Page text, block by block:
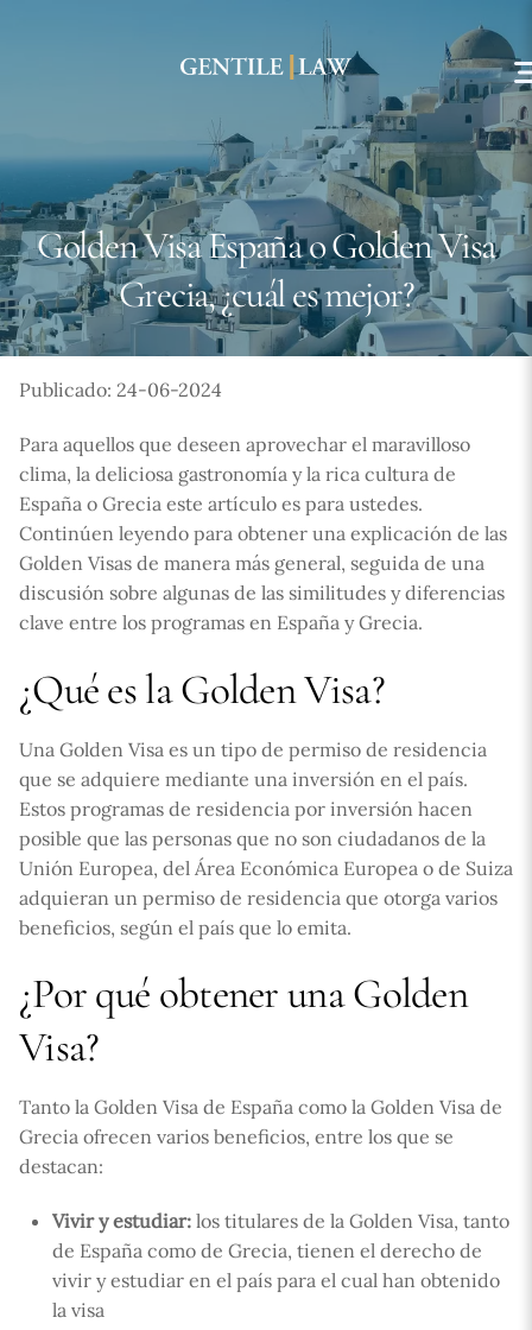
Golden Visa España o Golden Visa
Grecia, ¿cuál es mejor?
Publicado: 24-06-2024
Para aquellos que deseen aprovechar el maravilloso
clima, la deliciosa gastronomía y la rica cultura de
España o Grecia este artículo es para ustedes.
Continúen leyendo para obtener una explicación de las
Golden Visas de manera más general, seguida de una
discusión sobre algunas de las similitudes y diferencias
clave entre los programas en España y Grecia.
¿Qué es la Golden Visa?
Una Golden Visa es un tipo de permiso de residencia
que se adquiere mediante una inversión en el país.
Estos programas de residencia por inversión hacen
posible que las personas que no son ciudadanos de la
Unión Europea, del Área Económica Europea o de Suiza
adquieran un permiso de residencia que otorga varios
beneficios, según el país que lo emita.
¿Por qué obtener una Golden
Visa?
Tanto la Golden Visa de España como la Golden Visa de
Grecia ofrecen varios beneficios, entre los que se
destacan:
Vivir y estudiar: los titulares de la Golden Visa, tanto
de España como de Grecia, tienen el derecho de
vivir y estudiar en el país para el cual han obtenido
la visa